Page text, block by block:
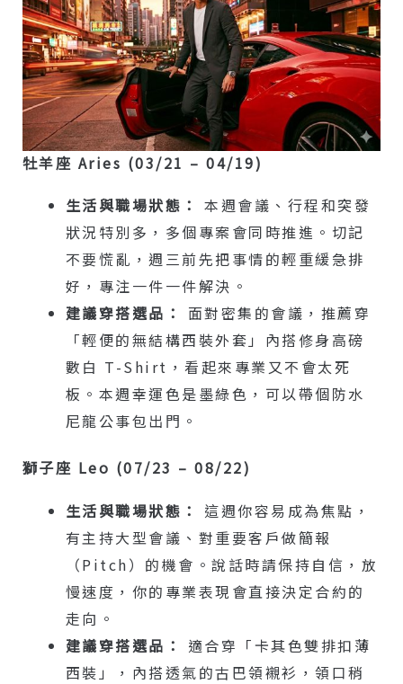
牡羊座 Aries (03/21 – 04/19)
生活與職場狀態：
本週會議、行程和突發
狀況特別多，多個專案會同時推進。切記
不要慌亂，週三前先把事情的輕重緩急排
好，專注一件一件解決。
建議穿搭選品：
面對密集的會議，推薦穿
「輕便的無結構西裝外套」內搭修身高磅
數白 T-Shirt，看起來專業又不會太死
板。本週幸運色是墨綠色，可以帶個防水
尼龍公事包出門。
獅子座 Leo (07/23 – 08/22)
生活與職場狀態：
這週你容易成為焦點，
有主持大型會議、對重要客戶做簡報
（Pitch）的機會。說話時請保持自信，放
慢速度，你的專業表現會直接決定合約的
走向。
建議穿搭選品：
適合穿「卡其色雙排扣薄
西裝」，內搭透氣的古巴領襯衫，領口稍